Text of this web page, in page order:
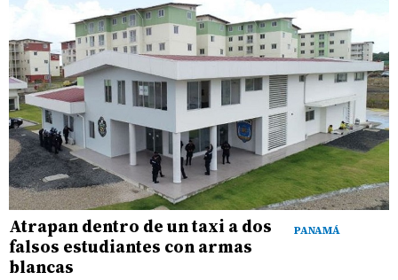
PANAMÁ
Atrapan dentro de un taxi a dos
falsos estudiantes con armas
blancas